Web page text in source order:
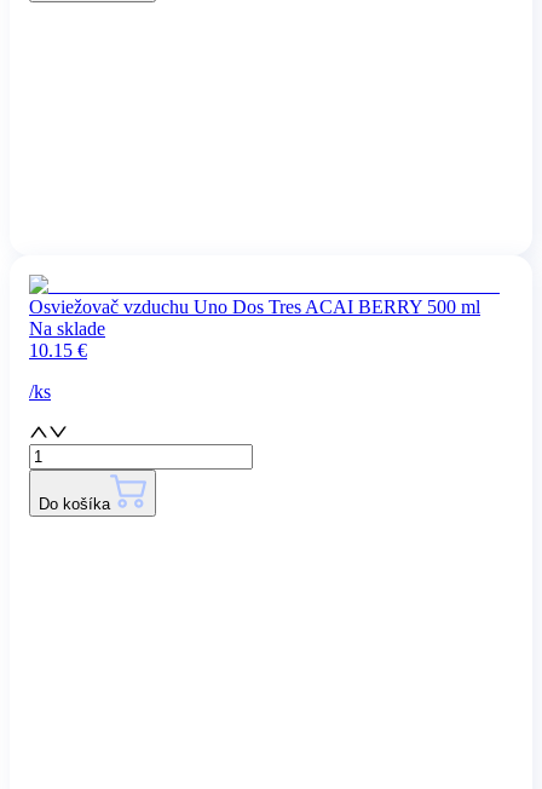
Osviežovač vzduchu Uno Dos Tres ACAI BERRY 500 ml
Na sklade
10.15 €
/ks
Do košíka